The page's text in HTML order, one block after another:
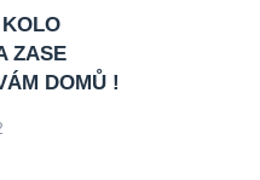
KOLO
ZASE
DOMŮ !